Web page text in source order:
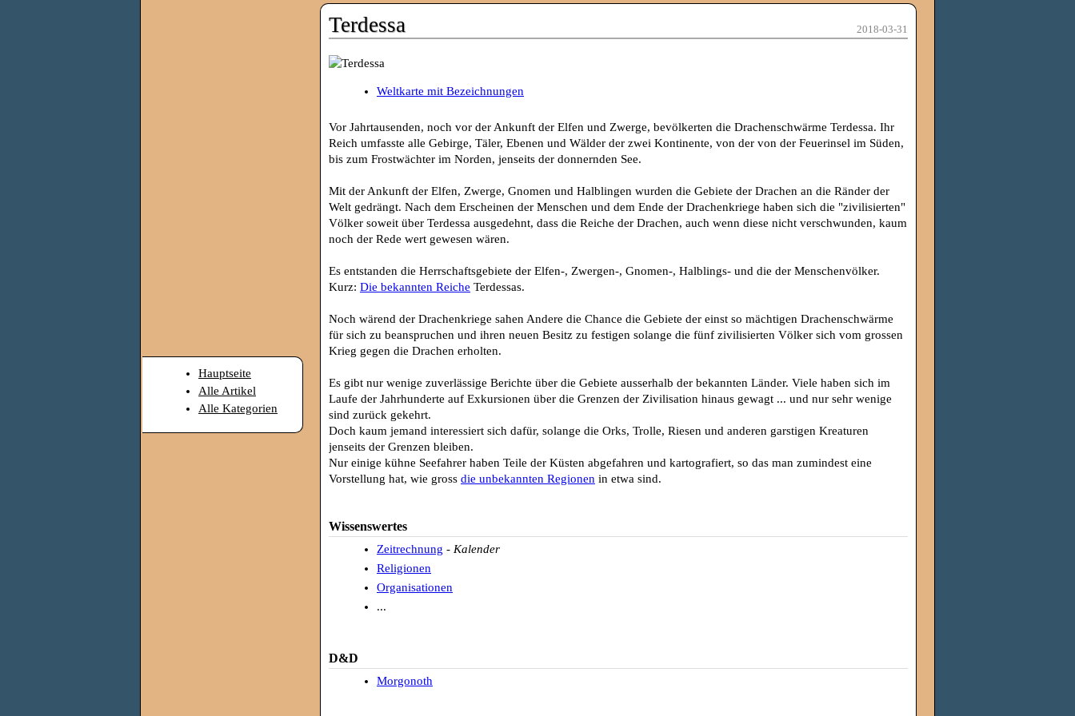
Hauptseite
Alle Artikel
Alle Kategorien
Terdessa 2018-03-31
Weltkarte mit Bezeichnungen
Vor Jahrtausenden, noch vor der Ankunft der Elfen und Zwerge, bevölkerten die Drachenschwärme Terdessa. Ihr
Reich umfasste alle Gebirge, Täler, Ebenen und Wälder der zwei Kontinente, von der von der Feuerinsel im Süden,
bis zum Frostwächter im Norden, jenseits der donnernden See.
Mit der Ankunft der Elfen, Zwerge, Gnomen und Halblingen wurden die Gebiete der Drachen an die Ränder der
Welt gedrängt. Nach dem Erscheinen der Menschen und dem Ende der Drachenkriege haben sich die "zivilisierten"
Völker soweit über Terdessa ausgedehnt, dass die Reiche der Drachen, auch wenn diese nicht verschwunden, kaum
noch der Rede wert gewesen wären.
Es entstanden die Herrschaftsgebiete der Elfen-, Zwergen-, Gnomen-, Halblings- und die der Menschenvölker.
Kurz: Die bekannten Reiche Terdessas.
Noch wärend der Drachenkriege sahen Andere die Chance die Gebiete der einst so mächtigen Drachenschwärme
für sich zu beanspruchen und ihren neuen Besitz zu festigen solange die fünf zivilisierten Völker sich vom grossen
Krieg gegen die Drachen erholten.
Es gibt nur wenige zuverlässige Berichte über die Gebiete ausserhalb der bekannten Länder. Viele haben sich im
Laufe der Jahrhunderte auf Exkursionen über die Grenzen der Zivilisation hinaus gewagt ... und nur sehr wenige
sind zurück gekehrt.
Doch kaum jemand interessiert sich dafür, solange die Orks, Trolle, Riesen und anderen garstigen Kreaturen
jenseits der Grenzen bleiben.
Nur einige kühne Seefahrer haben Teile der Küsten abgefahren und kartografiert, so das man zumindest eine
Vorstellung hat, wie gross die unbekannten Regionen in etwa sind.
Wissenswertes
Zeitrechnung - Kalender
Religionen
Organisationen
...
D&D
Morgonoth